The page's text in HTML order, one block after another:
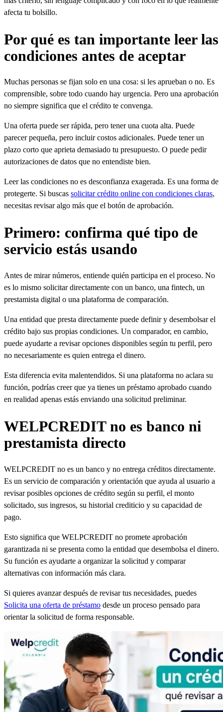
afecta tu bolsillo.
Por qué es tan importante leer las
condiciones antes de aceptar
Muchas personas se fijan solo en una cosa: si les aprueban o no. Es
comprensible, sobre todo cuando hay urgencia. Pero una aprobación
no siempre significa que el crédito te convenga.
Una oferta puede ser rápida, pero tener una cuota alta. Puede
parecer pequeña, pero incluir costos adicionales. Puede tener un
plazo corto que aprieta demasiado tu presupuesto. O puede pedir
autorizaciones de datos que no entendiste bien.
Leer las condiciones no es desconfianza exagerada. Es una forma de
protegerte. Si buscas solicitar crédito online con condiciones claras,
necesitas revisar algo más que el botón de aprobación.
Primero: confirma qué tipo de
servicio estás usando
Antes de mirar números, entiende quién participa en el proceso. No
es lo mismo solicitar directamente con un banco, una fintech, un
prestamista digital o una plataforma de comparación.
Una entidad que presta directamente puede definir y desembolsar el
crédito bajo sus propias condiciones. Un comparador, en cambio,
puede ayudarte a revisar opciones disponibles según tu perfil, pero
no necesariamente es quien entrega el dinero.
Esta diferencia evita malentendidos. Si una plataforma no aclara su
función, podrías creer que ya tienes un préstamo aprobado cuando
en realidad apenas estás enviando una solicitud preliminar.
WELPCREDIT no es banco ni
prestamista directo
WELPCREDIT no es un banco y no entrega créditos directamente.
Es un servicio de comparación y orientación que ayuda al usuario a
revisar posibles opciones de crédito según su perfil, el monto
solicitado, sus ingresos, su historial crediticio y su capacidad de
pago.
Esto significa que WELPCREDIT no promete aprobación
garantizada ni se presenta como la entidad que desembolsa el dinero.
Su función es ayudarte a organizar la solicitud y comparar
alternativas con información más clara.
Si quieres avanzar después de revisar tus necesidades, puedes
Solicita una oferta de préstamo desde un proceso pensado para
orientar la solicitud de forma responsable.